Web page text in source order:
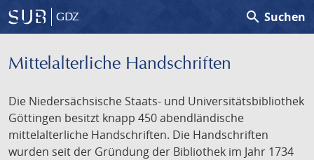
GDZ search Suchen
Mittelalterliche Handschriften
Die Niedersächsische Staats- und Universitätsbibliothek
Göttingen besitzt knapp 450 abendländische
mittelalterliche Handschriften. Die Handschriften
wurden seit der Gründung der Bibliothek im Jahr 1734